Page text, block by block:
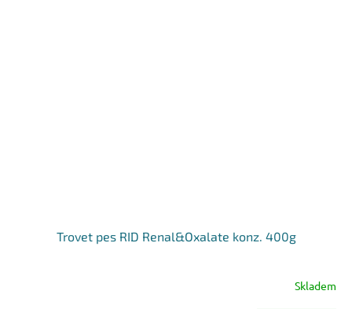
Trovet pes RID Renal&Oxalate konz. 400g
Skladem